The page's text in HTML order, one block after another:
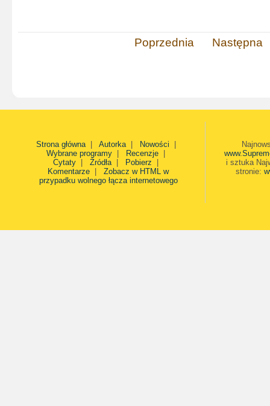
Poprzednia Następna
Strona główna| Autorka| Nowości
Wybrane programy
Recenzje
Cytaty
Źródła| Pobierz
Komentarze
Zobacz w HTML w
przypadku wolnego łącza internetowego
i sztuka
stronie: